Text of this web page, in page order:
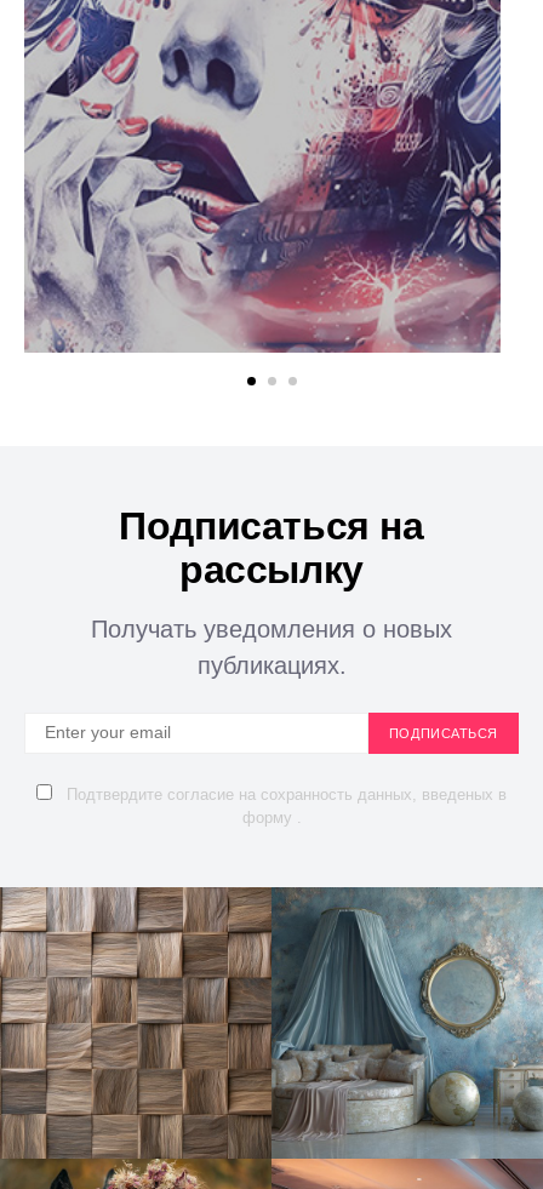
Подписаться на
рассылку
Получать уведомления о новых
публикациях.
ПОДПИСАТЬСЯ
Подтвердите согласие на сохранность данных, введеных в
форму .